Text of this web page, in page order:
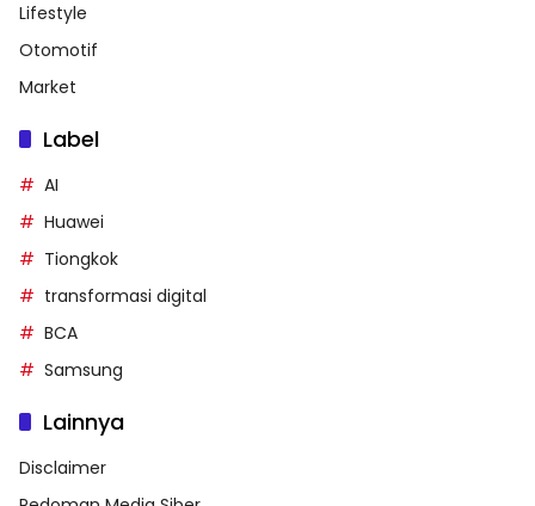
Lifestyle
Otomotif
Market
Label
AI
Huawei
Tiongkok
transformasi digital
BCA
Samsung
Lainnya
Disclaimer